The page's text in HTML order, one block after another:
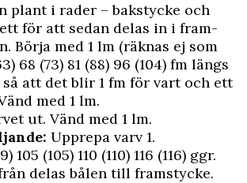
plant i rader – bakstycke och
för att sedan delas in i fram-
Börja med 1 lm (räknas ej som
68 (73) 81 (88) 96 (104) fm längs
att det blir 1 fm för vart och ett
med 1 lm.
ut. Vänd med 1 lm.
Upprepa varv 1.
(105) 110 (110) 116 (116) ggr.
delas bålen till framstycke.